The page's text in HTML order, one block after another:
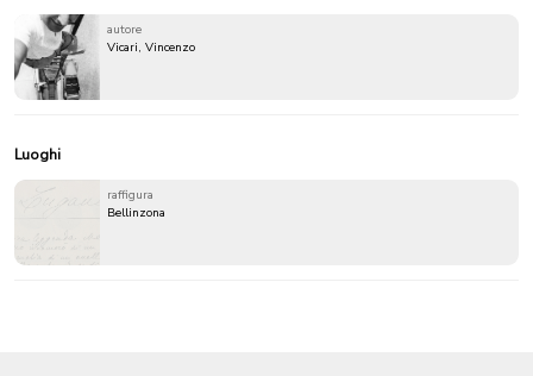
autore
Vicari, Vincenzo
Luoghi
raffigura
Bellinzona